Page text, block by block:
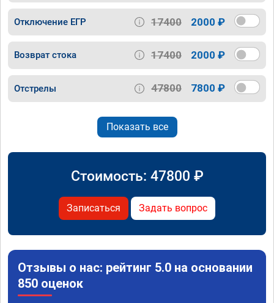
Отключение ЕГР 17400 2000 ₽
Возврат стока 17400 2000 ₽
Отстрелы 47800 7800 ₽
Показать все
Стоимость: 47800 ₽
Записаться Задать вопрос
Отзывы о нас: рейтинг 5.0 на основании
850 оценок